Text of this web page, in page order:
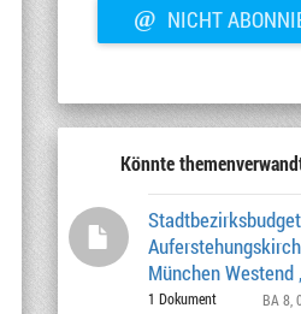
@ NICHT
Könnte
Stadtbezirksbudget
München Westend
25.01. -09.05.2024
1 Dokument BA 8,